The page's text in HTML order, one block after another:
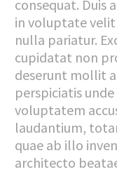
consequat. Duis
in voluptate
nulla pariatur.
cupidatat non
deserunt mollit
perspiciatis
voluptatem
laudantium,
quae ab illo
architecto